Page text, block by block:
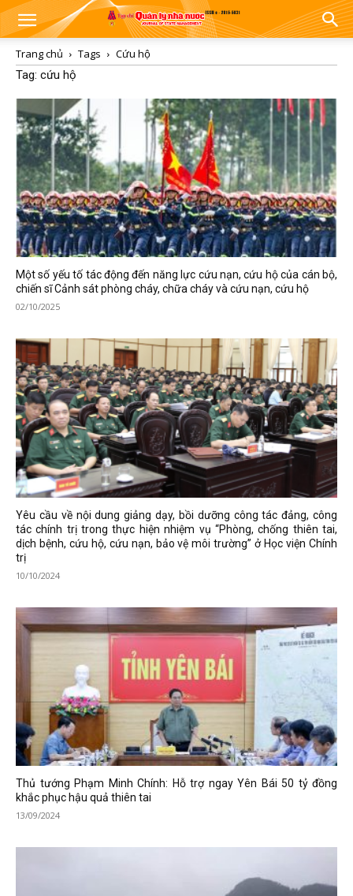
Trang chủ Tags
Cứu hộ
Tag: cứu hộ
Một số yếu tố tác động đến năng lực cứu nạn, cứu hộ của cán bộ,
chiến sĩ Cảnh sát phòng cháy, chữa cháy và cứu nạn, cứu hộ
02/10/2025
Yêu cầu về nội dung giảng dạy, bồi dưỡng công tác đảng, công
tác chính trị trong thực hiện nhiệm vụ “Phòng, chống thiên tai,
dịch bệnh, cứu hộ, cứu nạn, bảo vệ môi trường” ở Học viện Chính
trị
10/10/2024
Thủ tướng Phạm Minh Chính: Hỗ trợ ngay Yên Bái 50 tỷ đồng
khắc phục hậu quả thiên tai
13/09/2024